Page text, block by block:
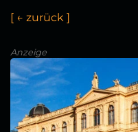
[ ← zurück ]
Anzeige